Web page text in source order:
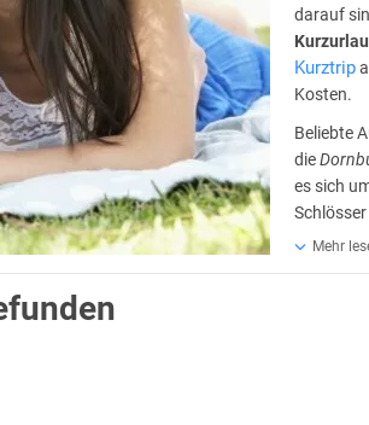
darauf
Kurztrip
Kosten.
Beliebte
die
es sich
WoMehr